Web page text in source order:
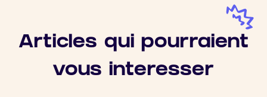
Articles qui pourraient
vous interesser